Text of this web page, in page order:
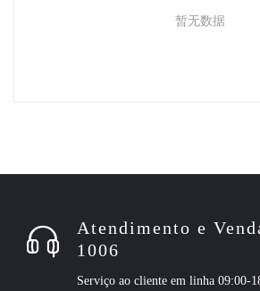
暂无数据
Atendimento e
1006
Serviço ao cliente em linha 09:00-